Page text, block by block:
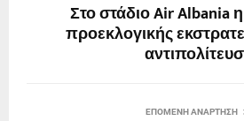
Στο στάδιο Air Albania
προεκλογικής
ΕΠΌΜΕΝΗ ΑΝΆΡΤΗΣΗ